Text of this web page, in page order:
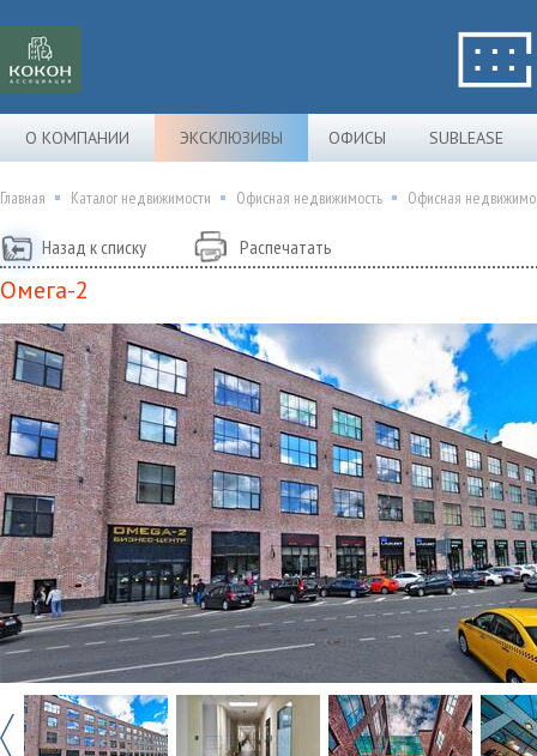
О КОМПАНИИ ЭКСКЛЮЗИВЫ ОФИСЫ SUBLEASE
Главная Каталог недвижимости Офисная недвижимость Офисная
Назад к списку Распечатать
Омега-2